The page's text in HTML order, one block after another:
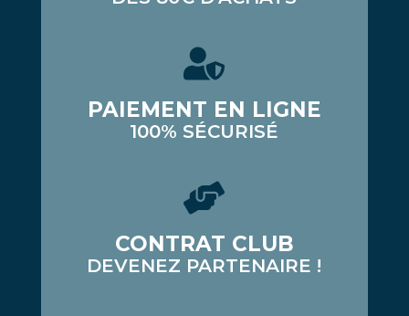
PAIEMENT EN LIGNE
100% SÉCURISÉ
CONTRAT CLUB
DEVENEZ PARTENAIRE !